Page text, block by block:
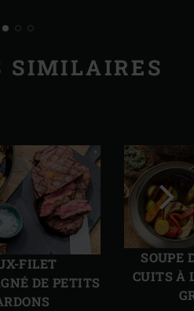
SIMILAIRES
FILET
DE PETITS
SOUPE
CUITS À